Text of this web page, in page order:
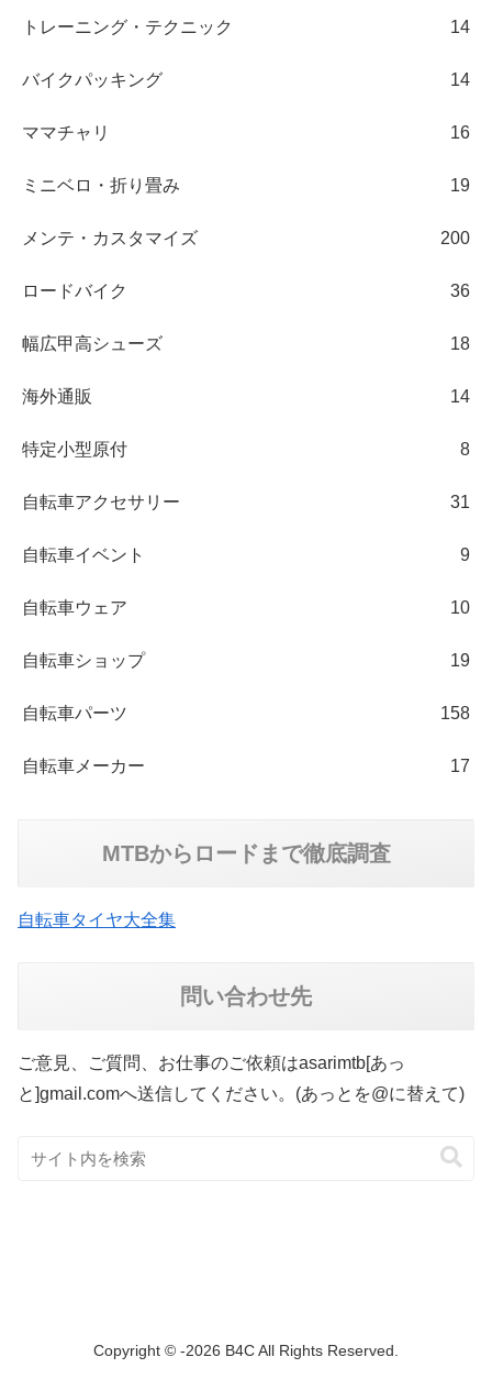
トレーニング・テクニック 14
バイクパッキング 14
ママチャリ 16
ミニベロ・折り畳み 19
メンテ・カスタマイズ 200
ロードバイク 36
幅広甲高シューズ 18
海外通販 14
特定小型原付 8
自転車アクセサリー 31
自転車イベント 9
自転車ウェア 10
自転車ショップ 19
自転車パーツ 158
自転車メーカー 17
MTBからロードまで徹底調査
自転車タイヤ大全集
問い合わせ先
ご意見、ご質問、お仕事のご依頼はasarimtb[あっ
と]gmail.comへ送信してください。(あっとを@に替えて)
Copyright © -2026 B4C All Rights Reserved.